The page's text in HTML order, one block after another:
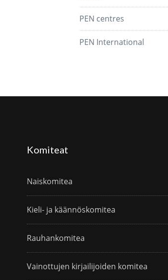
PEN centres
PEN International
Komiteat
Naiskomitea
Kieli- ja käännöskomitea
Rauhankomitea
Vainottujen kirjailijoiden komitea